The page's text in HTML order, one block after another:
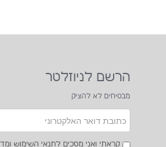
הרשם לניוזלטר
מבטיחים לא להציק
קראתי ואני מסכים לתנאי השימוש